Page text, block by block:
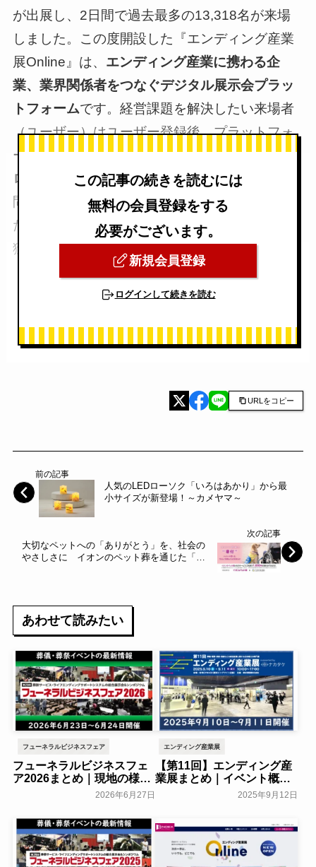
が出展し、2日間で過去最多の13,318名が来場
しました。この度開設した『エンディング産業
展Online』は、 エンディング産業に携わる企
業、業界関係者をつなぐデジタル展示会プラッ
トフォームです。経営課題を解決したい来場者
（ユーザー）はユーザー登録後、プラットフォ
ーム上で 出展企業の情報を無料で閲覧・ダウン
ロード
できます。​出展企業は、来場者からのお
問い合わせ発生後、制約なく無料で商談
ただけるため、低コストで販路拡大・見込み客
獲得に役立てていただけます。
この記事の続きを読むには
無料の会員登録をする
必要がございます。
新規会員登録
ログインして続きを読む
URLをコピー
前の記事
人気のLEDローソク「いろはあかり」から最
小サイズが新登場！～カメヤマ～
次の記事
大切なペットへの「ありがとう」を、社会の
やさしさに イオンのペット葬を通じた「寄
あわせて読みたい
フューネラルビジネスフェア
フューネラルビジネスフェ
ア2026まとめ｜現地の様子
や来場者数などを紹介2026年6月27日
エンディング産業展
【第11回】エンディング産
業展まとめ｜イベント概要
や来場者数の推移・出展企
2025年9月12日